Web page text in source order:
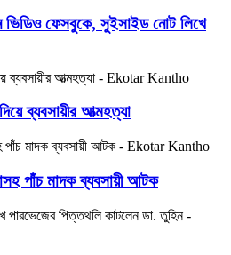
ভিডিও ফেসবুকে, সুইসাইড নোট লিখে
ব্যবসায়ীর আত্মহত্যা
পাঁচ মাদক ব্যবসায়ী আটক